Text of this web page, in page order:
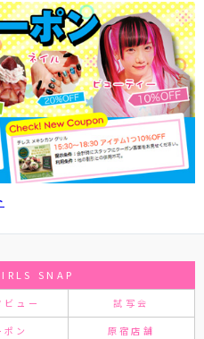
SNAP
ビュー 試写会
ポン 原宿店舗